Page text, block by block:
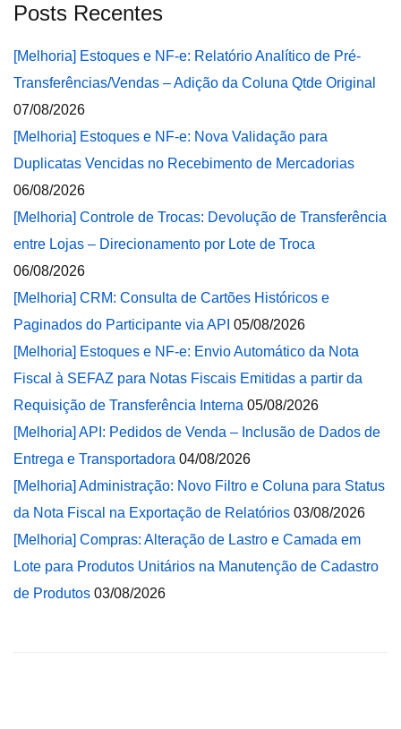
Posts Recentes
[Melhoria] Estoques e NF-e: Relatório Analítico de Pré-
Transferências/Vendas – Adição da Coluna Qtde Original
07/08/2026
[Melhoria] Estoques e NF-e: Nova Validação para
Duplicatas Vencidas no Recebimento de Mercadorias
06/08/2026
[Melhoria] Controle de Trocas: Devolução de Transferência
entre Lojas – Direcionamento por Lote de Troca
06/08/2026
[Melhoria] CRM: Consulta de Cartões Históricos e
Paginados do Participante via API 05/08/2026
[Melhoria] Estoques e NF-e: Envio Automático da Nota
Fiscal à SEFAZ para Notas Fiscais Emitidas a partir da
Requisição de Transferência Interna 05/08/2026
[Melhoria] API: Pedidos de Venda – Inclusão de Dados de
Entrega e Transportadora 04/08/2026
[Melhoria] Administração: Novo Filtro e Coluna para Status
da Nota Fiscal na Exportação de Relatórios 03/08/2026
[Melhoria] Compras: Alteração de Lastro e Camada em
Lote para Produtos Unitários na Manutenção de Cadastro
de Produtos 03/08/2026